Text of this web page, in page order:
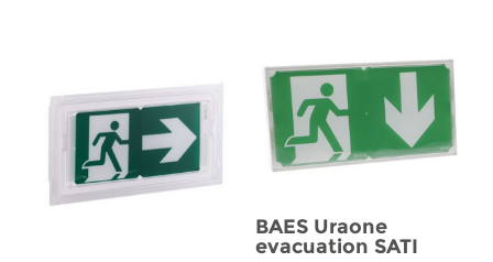
BAES Uraone
evacuation SATI